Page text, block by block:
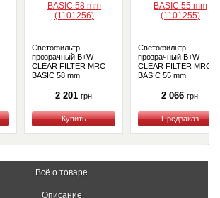
Светофильтр
прозрачный B+W
CLEAR FILTER MRC
BASIC 58 mm
2 201 грн
Купить
Светофильтр
прозрачный B+W
CLEAR FILTER MRC
BASIC 55 mm
2 066 грн
Купить
Всё о товаре
Описание